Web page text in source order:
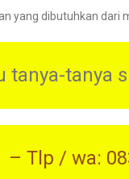
yang dibutuhkan dari
tanya-tanya
– Tlp / wa: